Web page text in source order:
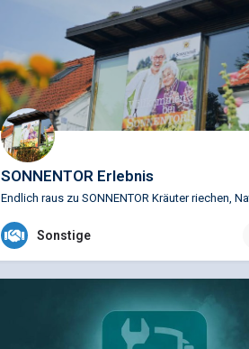
SONNENTOR Erlebnis
+43 (0)2875 7256-100
Sprögnitz 10, 3910 Zwettl, Österreich
Sonstige